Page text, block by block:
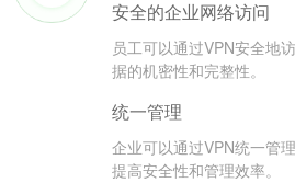
安全的企业网络访问
员工可以通过VPN安全地
据的机密性和完整性。
统一管理
企业可以通过VPN统一管
提高安全性和管理效率。